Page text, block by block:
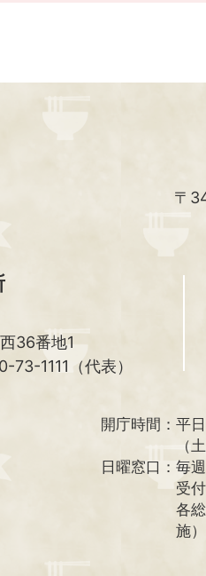
〒
36番地1
1111（代表）
開庁時間： 平
（
日曜窓口： 毎
受
各
施）